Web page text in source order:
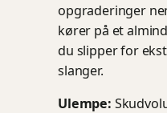
opgraderinger
kører på et
du slipper for
slanger.
Ulempe: